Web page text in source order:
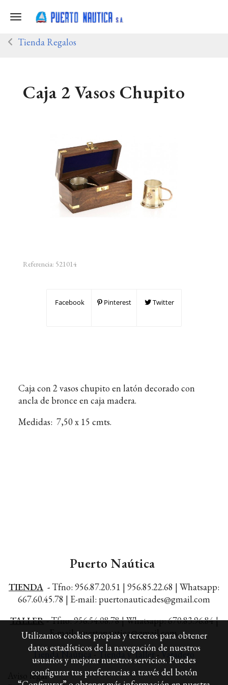
Toggle navigation
Tienda Regalos
Caja 2 Vasos Chupito
Referencia: 521014
Facebook Pinterest Twitter
Caja con 2 vasos chupito en latón decorado con
ancla de bronce en caja madera.
Medidas: 7,50 x 15 cmts.
Puerto Naútica
TIENDA - Tfno: 956.87.20.51 | 956.85.22.68 | Whatsapp:
667.60.45.78 | E-mail: puertonauticades@gmail.com
TALLER-Tfno: 956.54.08.78 | Whatsapp: 670.83.96.84 |
E-mail: puertonautica@gmail.com
Tienda Naútica -Tienda y Taller-Varadero
Aviso legal
Utilizamos cookies propias y terceros para obtener
datos estadísticos de la navegación de nuestros
usuarios y mejorar nuestros servicios. Puedes
configurar tus preferencias a través del botón